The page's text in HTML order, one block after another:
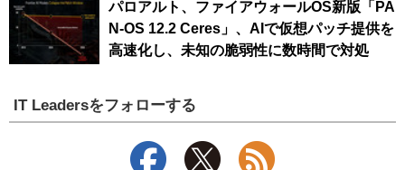
パロアルト、ファイアウォールOS新版「PA
N-OS 12.2 Ceres」、AIで仮想パッチ提供を
高速化し、未知の脆弱性に数時間で対処
IT Leadersをフォローする